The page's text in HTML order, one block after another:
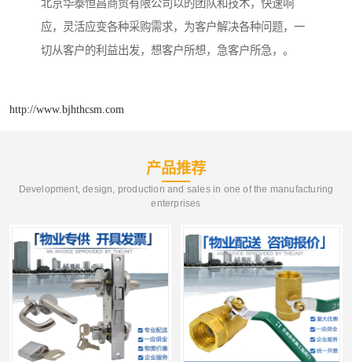
北京华泰恒昌商贸有限公司以的团队和技术，快速响
应，灵活应变各种采购需求，为客户解决各种问题，一
切从客户的利益出发，想客户所想，急客户所急，。
http://www.bjhthcsm.com
产品推荐
Development, design, production and sales in one of the manufacturing
enterprises